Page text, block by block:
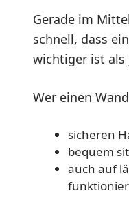
Gerade im
schnell, dass
wichtiger ist als
Wer einen
sicheren
bequem
auch auf